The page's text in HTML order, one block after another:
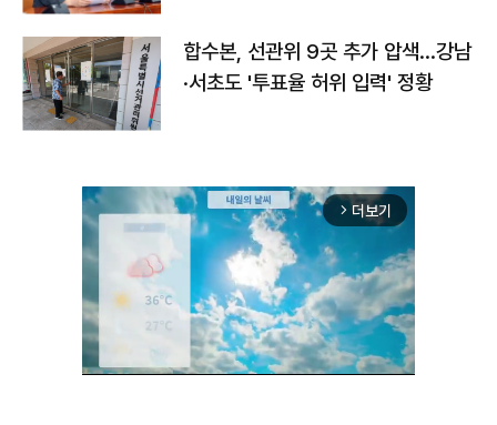
합수본, 선관위 9곳 추가 압색…강남
·서초도 '투표율 허위 입력' 정황
arrow_forward_ios 더보기